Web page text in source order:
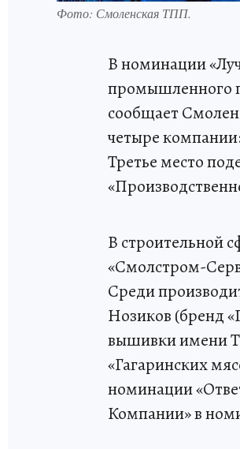
Фото: Смоленская ТПП.
В номинации
промышленного
сообщает
четыре
Третье место
В строительной
«Смолстром-
Среди
Нозиков (бренд
вышивки имени
«Гагаринских
номинации
Компании» в